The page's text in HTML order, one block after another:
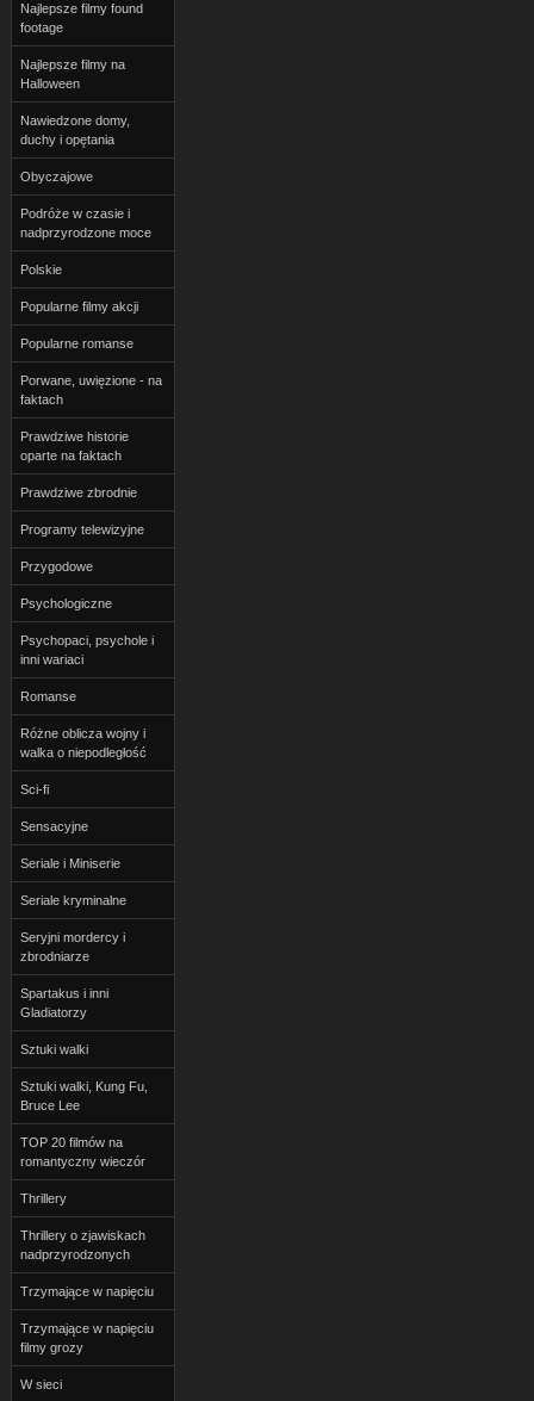
Najlepsze filmy found
footage
Najlepsze filmy na
Halloween
Nawiedzone domy,
duchy i opętania
Obyczajowe
Podróże w czasie i
nadprzyrodzone moce
Polskie
Popularne filmy akcji
Popularne romanse
Porwane, uwięzione - na
faktach
Prawdziwe historie
oparte na faktach
Prawdziwe zbrodnie
Programy telewizyjne
Przygodowe
Psychologiczne
Psychopaci, psychole i
inni wariaci
Romanse
Różne oblicza wojny i
walka o niepodległość
Sci-fi
Sensacyjne
Seriale i Miniserie
Seriale kryminalne
Seryjni mordercy i
zbrodniarze
Spartakus i inni
Gladiatorzy
Sztuki walki
Sztuki walki, Kung Fu,
Bruce Lee
TOP 20 filmów na
romantyczny wieczór
Thrillery
Thrillery o zjawiskach
nadprzyrodzonych
Trzymające w napięciu
Trzymające w napięciu
filmy grozy
W sieci